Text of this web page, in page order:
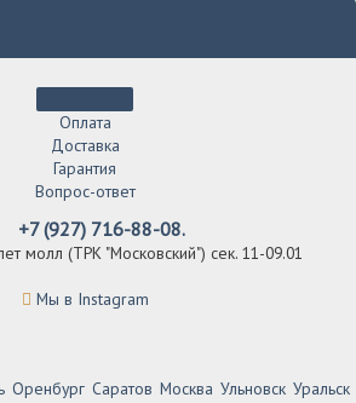
Оплата
Доставка
Гарантия
Вопрос-ответ
+7 (927) 716-88-08.
молл (ТРК "Московский") сек. 11-09.01
Мы в Instagram
Оренбург Саратов Москва Ульновск Уральск